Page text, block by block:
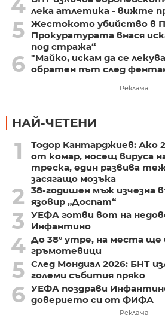
4 лека атлетика - вижте
5 Жестокото убийство в
Прокуратурата внася
под стража“
6 "Майко, искам да се
обратен път след
Реклама
НАЙ-ЧЕТЕНИ
1
Тодор Кантарджиев: Ако
от комар, носещ вируса
треска, един развива
засягащо мозъка
2
38-годишен мъж изчезна
язовир „Доспат“
3
УЕФА готви вот на
Инфантино
4 До 38° утре, на места ще
гръмотевици
5 След Мондиал 2026: БНТ
големи събития пряко
6 УЕФА поздрави
доверието си от ФИФА
Реклама